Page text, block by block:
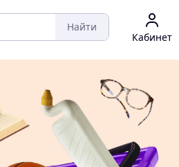
Найти
Кабинет